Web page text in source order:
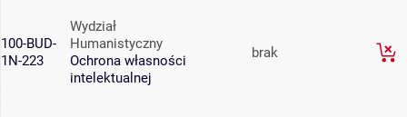
100-BUD-
1N-223
Wydział
Humanistyczny
Ochrona własności
intelektualnej
brak